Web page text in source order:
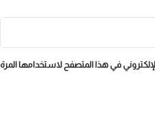
في هذا المتصفح لاستخدامها المرة